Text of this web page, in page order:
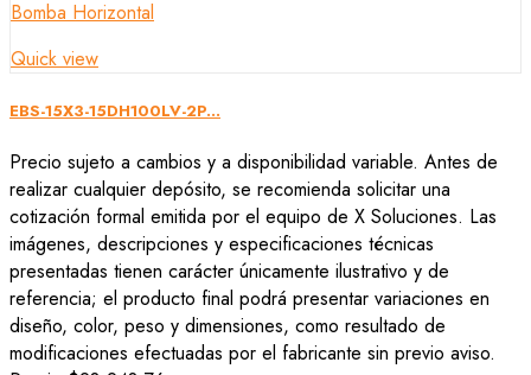
Quick view
EBS-15X3-15DH100LV-2P...
Precio sujeto a cambios y a disponibilidad variable. Antes de
realizar cualquier depósito, se recomienda solicitar una
cotización formal emitida por el equipo de X Soluciones. Las
imágenes, descripciones y especificaciones técnicas
presentadas tienen carácter únicamente ilustrativo y de
referencia; el producto final podrá presentar variaciones en
diseño, color, peso y dimensiones, como resultado de
modificaciones efectuadas por el fabricante sin previo aviso.